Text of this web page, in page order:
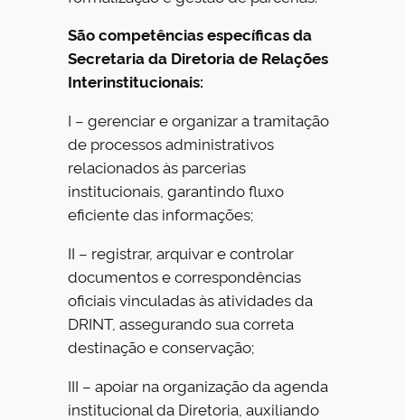
São competências específicas da
Secretaria da Diretoria de Relações
Interinstitucionais:
I – gerenciar e organizar a tramitação
de processos administrativos
relacionados às parcerias
institucionais, garantindo fluxo
eficiente das informações;
II – registrar, arquivar e controlar
documentos e correspondências
oficiais vinculadas às atividades da
DRINT, assegurando sua correta
destinação e conservação;
III – apoiar na organização da agenda
institucional da Diretoria, auxiliando